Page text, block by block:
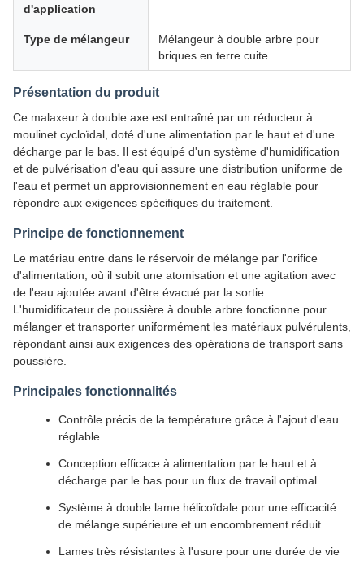
d'application
Type de mélangeur
Mélangeur à double arbre pour
briques en terre cuite
Présentation du produit
Ce malaxeur à double axe est entraîné par un réducteur à
moulinet cycloïdal, doté d'une alimentation par le haut et d'une
décharge par le bas. Il est équipé d'un système d'humidification
et de pulvérisation d'eau qui assure une distribution uniforme de
l'eau et permet un approvisionnement en eau réglable pour
répondre aux exigences spécifiques du traitement.
Principe de fonctionnement
Le matériau entre dans le réservoir de mélange par l'orifice
d'alimentation, où il subit une atomisation et une agitation avec
de l'eau ajoutée avant d'être évacué par la sortie.
L'humidificateur de poussière à double arbre fonctionne pour
mélanger et transporter uniformément les matériaux pulvérulents,
répondant ainsi aux exigences des opérations de transport sans
poussière.
Principales fonctionnalités
Contrôle précis de la température grâce à l'ajout d'eau
réglable
Conception efficace à alimentation par le haut et à
décharge par le bas pour un flux de travail optimal
Système à double lame hélicoïdale pour une efficacité
de mélange supérieure et un encombrement réduit
Lames très résistantes à l'usure pour une durée de vie